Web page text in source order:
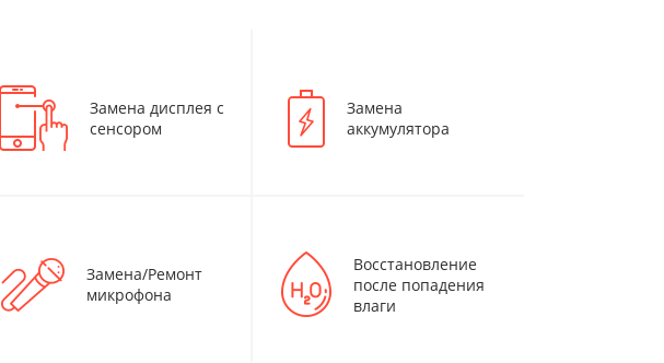
Замена дисплея с
сенсором
Замена
аккумулятора
Замена/Ремонт
микрофона
Восстановление
после попадения
влаги